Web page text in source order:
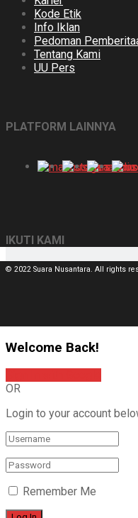
Kode Etik
Info Iklan
Pedoman
Tentang Kami
UU Pers
PLATFORM LAINNYA
IKUTI KAMI
© 2022 Suara Nusantara. All rights
Welcome Back!
OR
Login to your account
Remember Me